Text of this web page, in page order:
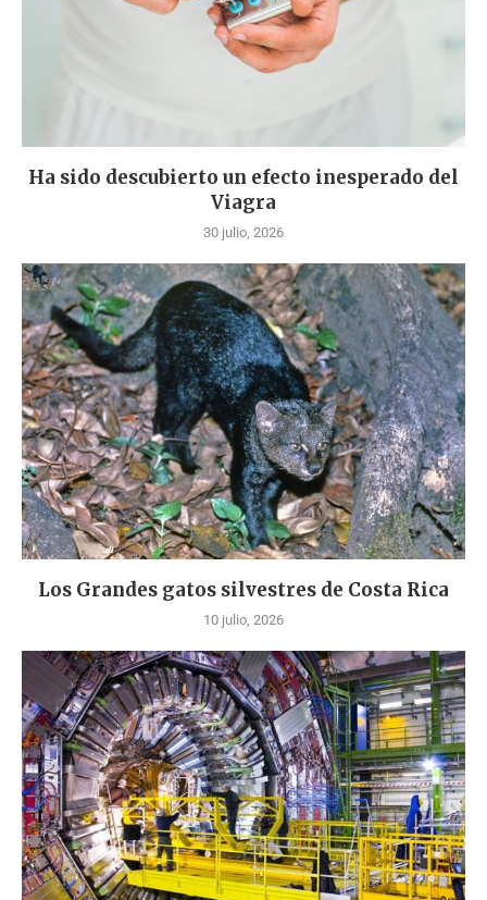
Ha sido descubierto un efecto inesperado del
Viagra
30 julio, 2026
Los Grandes gatos silvestres de Costa Rica
10 julio, 2026